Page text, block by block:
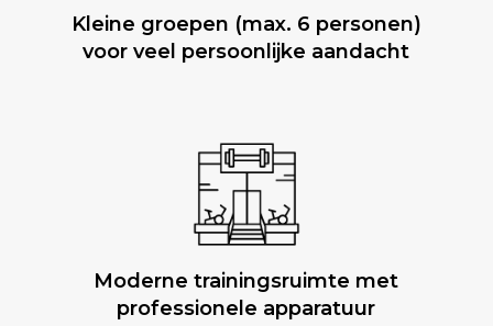
Kleine groepen (max. 6 personen)
voor veel persoonlijke aandacht
Moderne trainingsruimte met
professionele apparatuur